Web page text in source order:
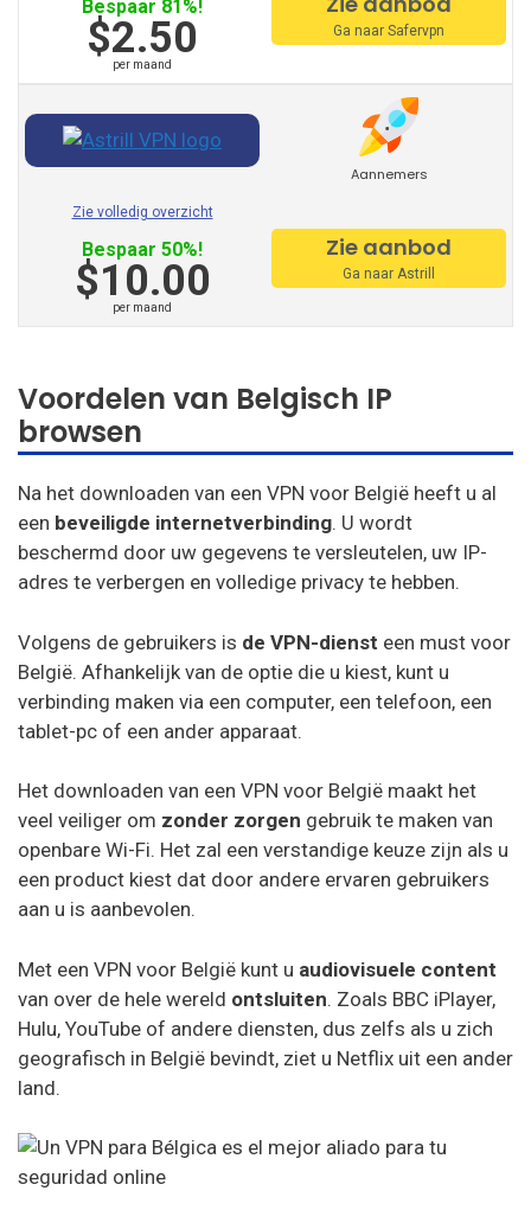
VPN Master
Hide.Me
VPNsecure
Getflix
Tuxler
IbVPN
Digibit VPN
X-VPN
FlyVPN
Freedome VPN
FastestVPN
FrootVPN
VPNarea
Kaspersky Secure Connection
AzireVPN
OVPN
Cactus VPN
HideipVPN
VPN Pro
Okayfreedom
Bespaar 81%!
$2.50
per maand
Ga naar Safervpn
Aannemers
Zie volledig overzicht
Bespaar 50%!
$10.00
per maand
Zie aanbod
Ga naar Astrill
Voordelen van Belgisch IP
browsen
Na het downloaden van een VPN voor België heeft u al
een beveiligde internetverbinding. U wordt
beschermd door uw gegevens te versleutelen, uw IP-
adres te verbergen en volledige privacy te hebben.
Volgens de gebruikers is de VPN-dienst een must voor
België. Afhankelijk van de optie die u kiest, kunt u
verbinding maken via een computer, een telefoon, een
tablet-pc of een ander apparaat.
Het downloaden van een VPN voor België maakt het
veel veiliger om zonder zorgen gebruik te maken van
openbare Wi-Fi. Het zal een verstandige keuze zijn als u
een product kiest dat door andere ervaren gebruikers
aan u is aanbevolen.
Met een VPN voor België kunt u audiovisuele content
van over de hele wereld ontsluiten. Zoals BBC iPlayer,
Hulu, YouTube of andere diensten, dus zelfs als u zich
geografisch in België bevindt, ziet u Netflix uit een ander
land.